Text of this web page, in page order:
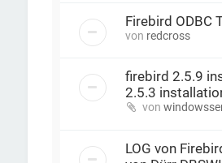
Firebird ODBC
von redcross
firebird 2.5.9
2.5.3
von
LOG von